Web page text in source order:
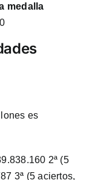
medalla
es
2ª (5
3ª (5 aciertos,